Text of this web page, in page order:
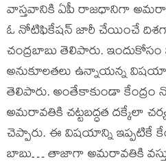
వాస్తవానికి ఏపీ రాజధానిగా
ఓ నోటిఫికేషన్ జారీ చేయించే
చంద్రబాబు తెలిపారు.
అనుకూలతలు ఉన్నాయన్న
తెలిపారు. అంతేకాకుండా
అమరావతికి చట్టబద్ధత దక్కేలా
చెప్పారు. ఈ విషయాన్ని ఇప్పటికే
బాబు… తాజాగా అమరావతికి